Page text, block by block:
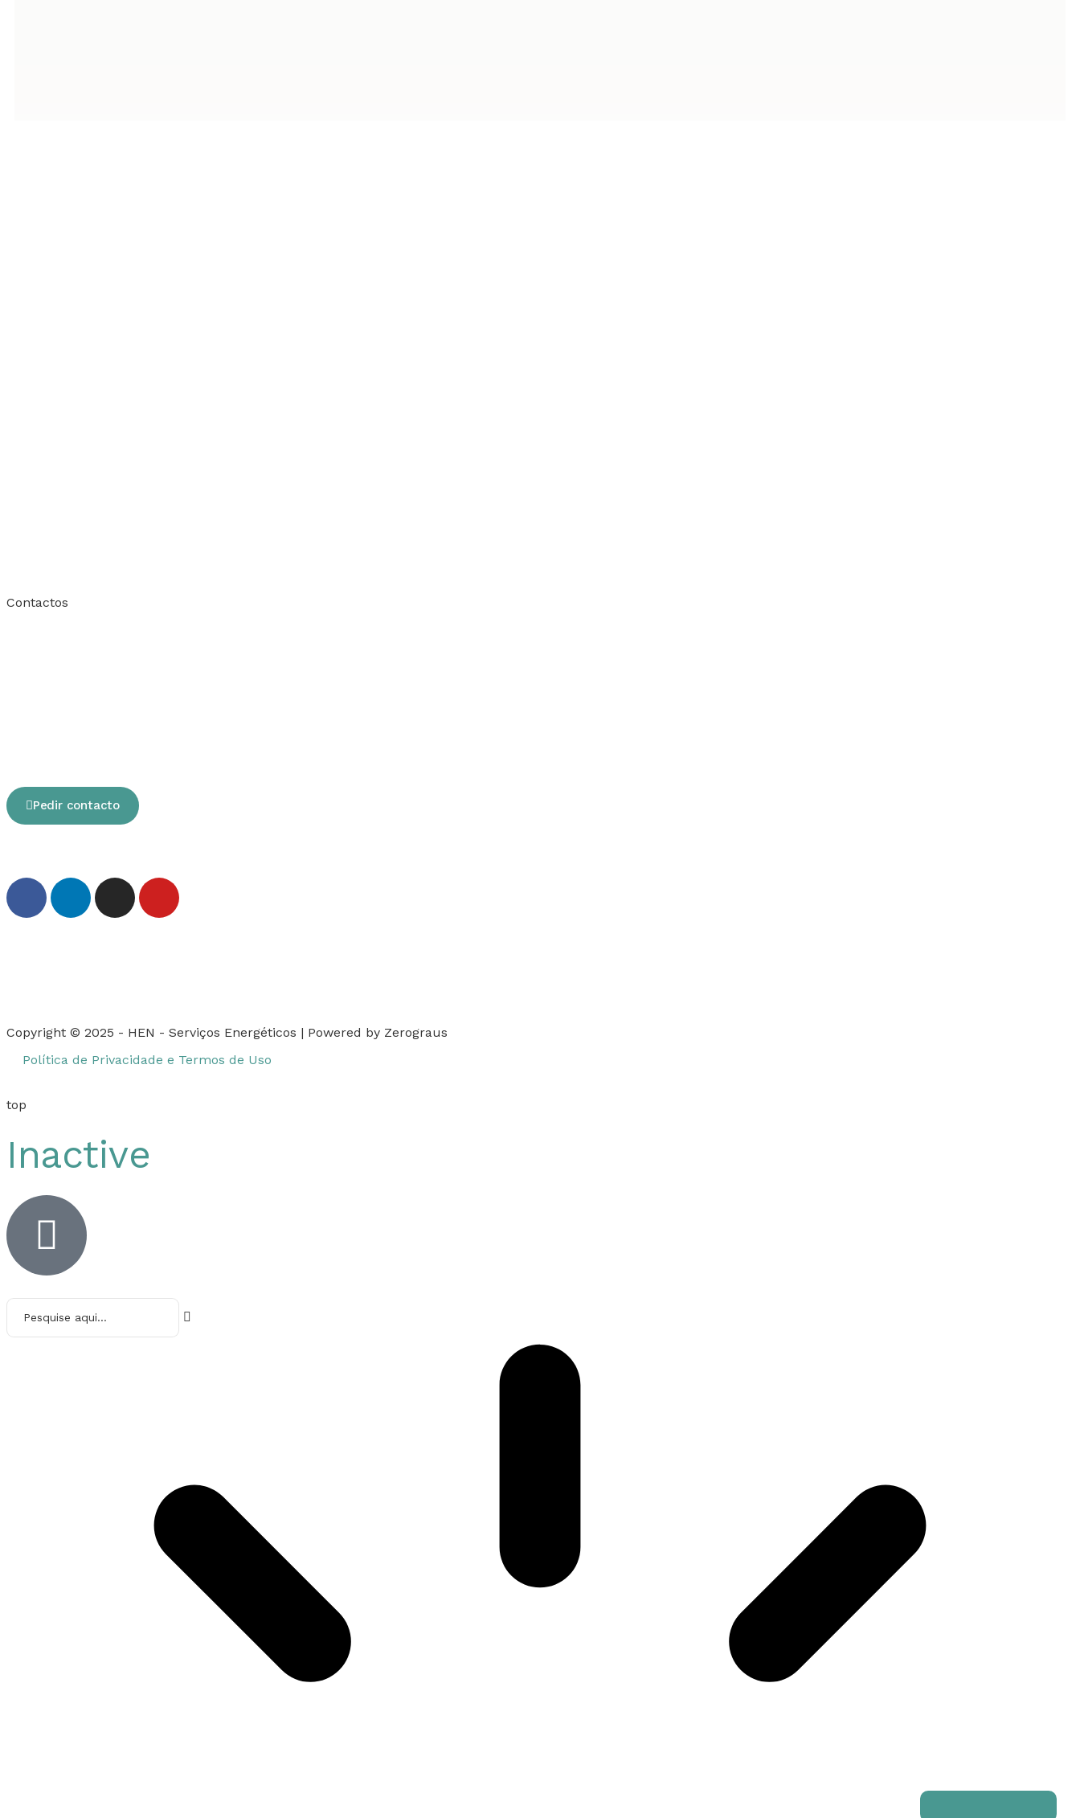
Contactos
Pedir contacto
Copyright © 2025 - HEN - Serviços Energéticos | Powered by Zerograus
Política de Privacidade e Termos de Uso
top
Inactive